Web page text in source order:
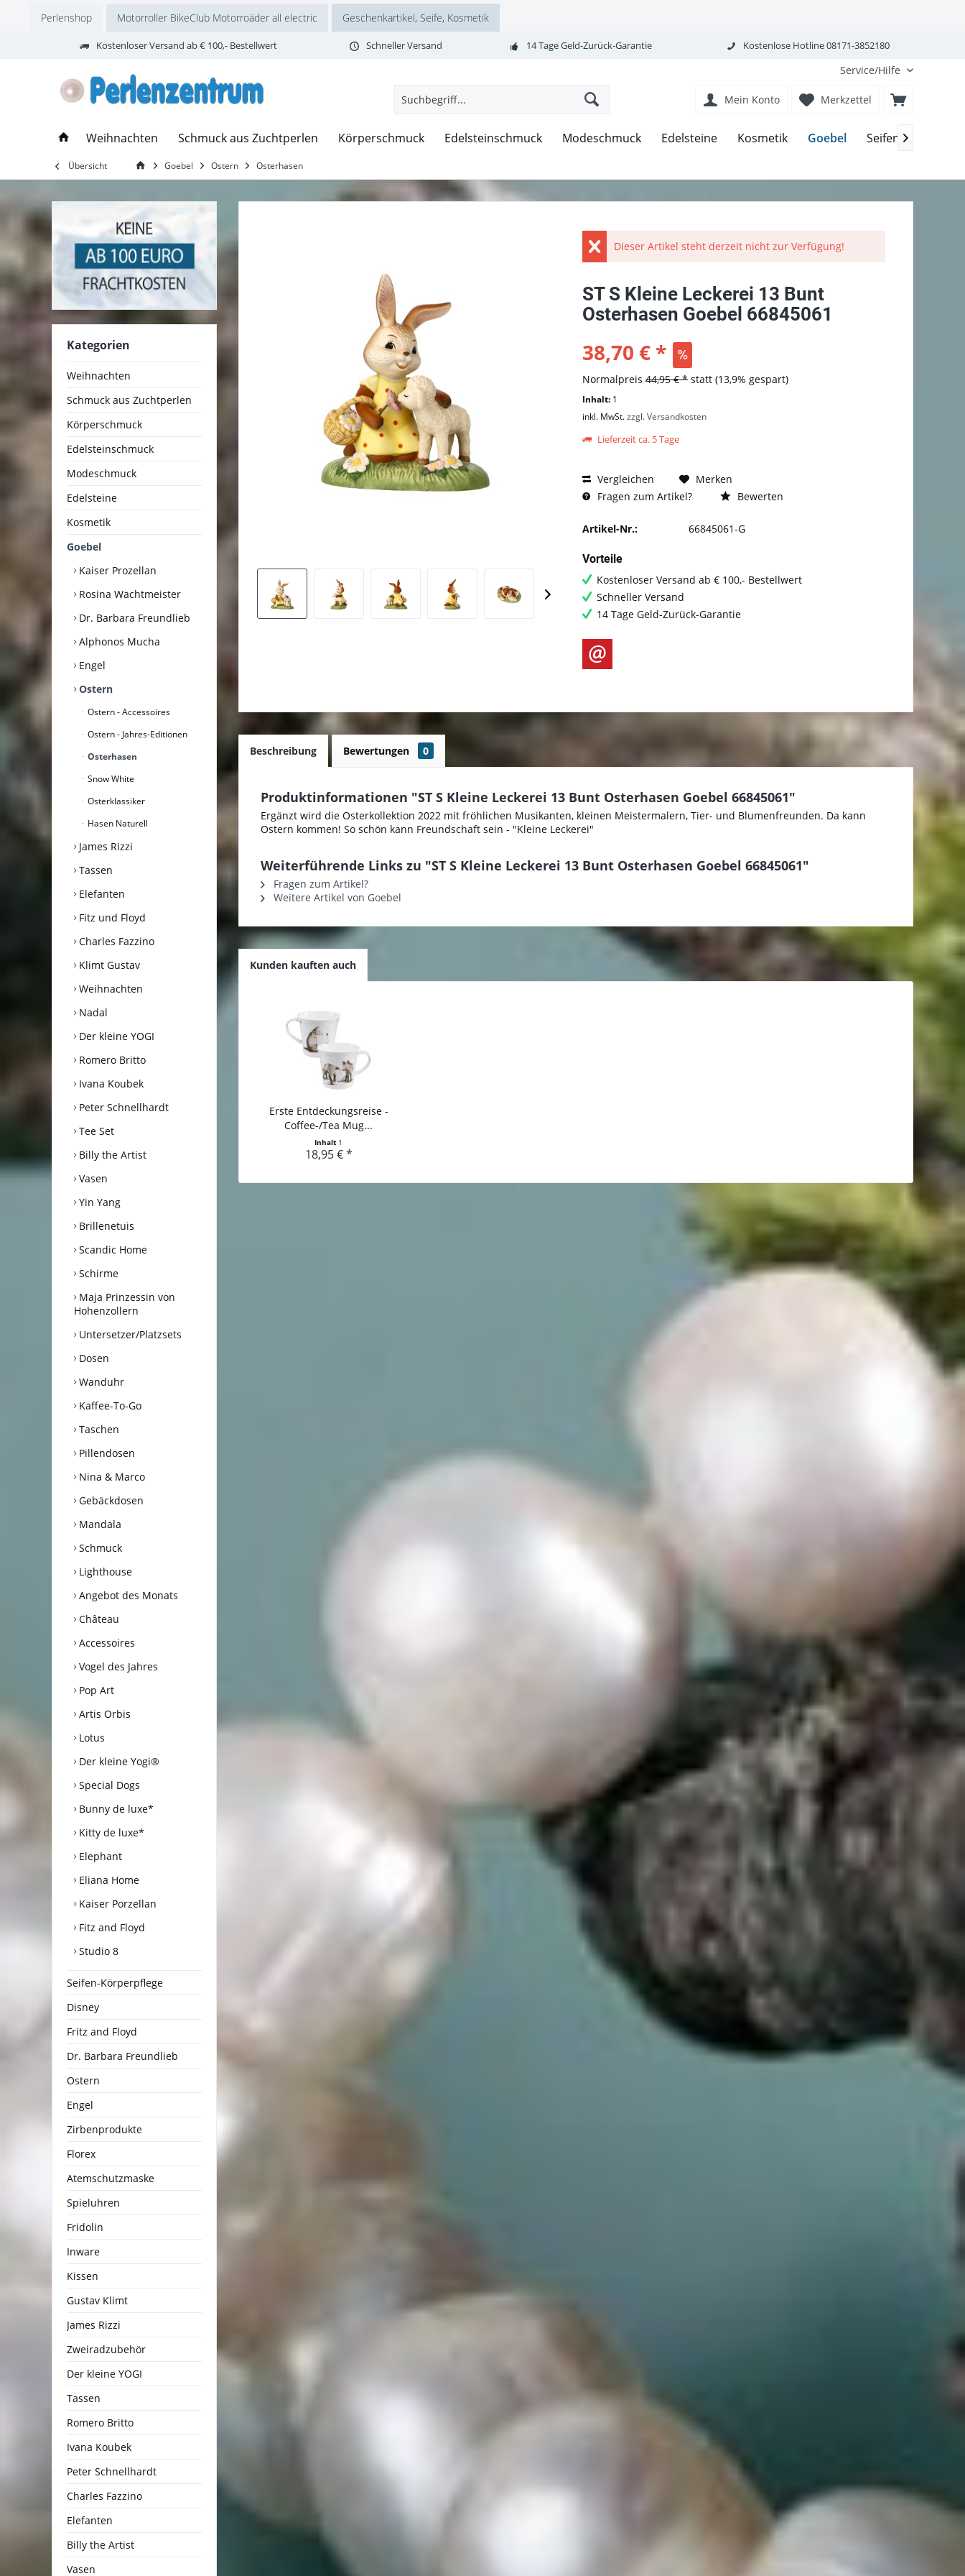
Perlenshop Motorroller BikeClub Motorroäder all electric Geschenkartikel, Seife, Kosmetik
Kostenloser Versand ab € 100,- Bestellwert Schneller Versand 14 Tage Geld-Zurück-Garantie Kostenlose Hotline 08171-3852180
Service/Hilfe
Merkzettel
Mein Konto
Weihnachten Schmuck aus Zuchtperlen Körperschmuck Edelsteinschmuck Modeschmuck Edelsteine Kosmetik Goebel Seifen-
Übersicht Goebel Ostern Osterhasen
Kategorien
Weihnachten
Schmuck aus Zuchtperlen
Körperschmuck
Edelsteinschmuck
Modeschmuck
Edelsteine
Kosmetik
Goebel
Kaiser Prozellan
Rosina Wachtmeister
Dr. Barbara Freundlieb
Alphonos Mucha
Engel
Ostern
Ostern - Accessoires
Ostern - Jahres-Editionen
Osterhasen
Snow White
Osterklassiker
Hasen Naturell
James Rizzi
Tassen
Elefanten
Fitz und Floyd
Charles Fazzino
Klimt Gustav
Weihnachten
Nadal
Der kleine YOGI
Romero Britto
Ivana Koubek
Peter Schnellhardt
Tee Set
Billy the Artist
Vasen
Yin Yang
Brillenetuis
Scandic Home
Schirme
Maja Prinzessin von
Hohenzollern
Untersetzer/Platzsets
Dosen
Wanduhr
Kaffee-To-Go
Taschen
Pillendosen
Nina & Marco
Gebäckdosen
Mandala
Schmuck
Lighthouse
Angebot des Monats
Château
Accessoires
Vogel des Jahres
Pop Art
Artis Orbis
Lotus
Der kleine Yogi®
Special Dogs
Bunny de luxe*
Kitty de luxe*
Elephant
Eliana Home
Kaiser Porzellan
Fitz and Floyd
Studio 8
Seifen-Körperpflege
Disney
Fritz and Floyd
Dr. Barbara Freundlieb
Ostern
Engel
Zirbenprodukte
Florex
Atemschutzmaske
Spieluhren
Fridolin
Inware
Kissen
Gustav Klimt
James Rizzi
Zweiradzubehör
Der kleine YOGI
Tassen
Romero Britto
Ivana Koubek
Peter Schnellhardt
Charles Fazzino
Elefanten
Billy the Artist
Vasen
Dieser Artikel steht derzeit nicht zur Verfügung!
ST S Kleine Leckerei 13 Bunt
Osterhasen Goebel 66845061
38,70 € *
Normalpreis 44,95 € *statt (13,9% gespart)
Inhalt: 1
inkl. MwSt.zzgl. Versandkosten
Lieferzeit ca. 5 Tage
Vergleichen
Merken
Fragen zum Artikel?
Bewerten
Artikel-Nr.: 66845061-G
Vorteile
Kostenloser Versand ab € 100,- Bestellwert
Schneller Versand
14 Tage Geld-Zurück-Garantie
Beschreibung Bewertungen 0
Produktinformationen "ST S Kleine Leckerei 13 Bunt Osterhasen Goebel 66845061"
Ergänzt wird die Osterkollektion 2022 mit fröhlichen Musikanten, kleinen Meistermalern, Tier- und Blumenfreunden. Da kann
Ostern kommen! So schön kann Freundschaft sein - "Kleine Leckerei"
Weiterführende Links zu "ST S Kleine Leckerei 13 Bunt Osterhasen Goebel 66845061"
Fragen zum Artikel?
Weitere Artikel von Goebel
Kunden kauften auch
Erste Entdeckungsreise -
Coffee-/Tea Mug...
Inhalt 1
18,95 € *